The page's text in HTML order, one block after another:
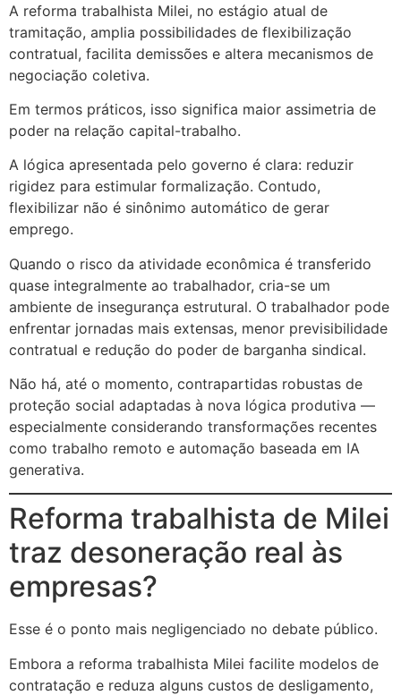
A reforma trabalhista Milei, no estágio atual de
tramitação, amplia possibilidades de flexibilização
contratual, facilita demissões e altera mecanismos de
negociação coletiva.
Em termos práticos, isso significa maior assimetria de
poder na relação capital-trabalho.
A lógica apresentada pelo governo é clara: reduzir
rigidez para estimular formalização. Contudo,
flexibilizar não é sinônimo automático de gerar
emprego.
Quando o risco da atividade econômica é transferido
quase integralmente ao trabalhador, cria-se um
ambiente de insegurança estrutural. O trabalhador pode
enfrentar jornadas mais extensas, menor previsibilidade
contratual e redução do poder de barganha sindical.
Não há, até o momento, contrapartidas robustas de
proteção social adaptadas à nova lógica produtiva —
especialmente considerando transformações recentes
como trabalho remoto e automação baseada em IA
generativa.
Reforma trabalhista de Milei
traz desoneração real às
empresas?
Esse é o ponto mais negligenciado no debate público.
Embora a reforma trabalhista Milei facilite modelos de
contratação e reduza alguns custos de desligamento,